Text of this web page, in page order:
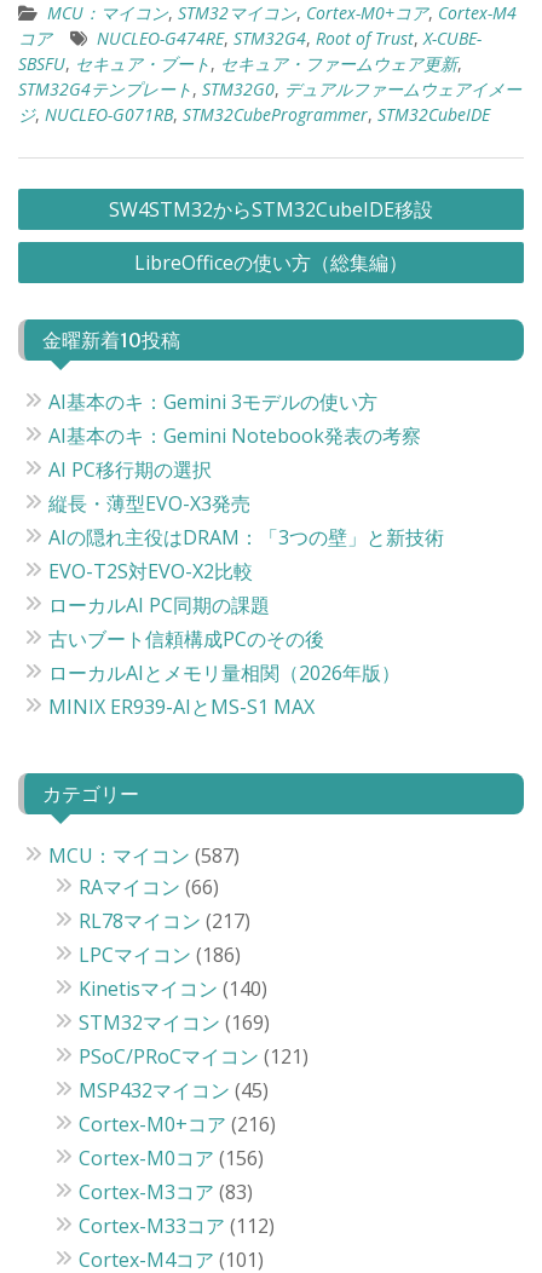
MCU：マイコン, STM32マイコン, Cortex-M0+コア, Cortex-M4
コア
NUCLEO-G474RE, STM32G4, Root of Trust,X-CUBE-
SBSFU, セキュア・ブート, セキュア・ファームウェア更新,
STM32G4テンプレート, STM32G0, デュアルファームウェアイメー
ジ, NUCLEO-G071RB, STM32CubeProgrammer, STM32CubeIDE
稿
ナ
ビ
ゲ
ー
シ
ョ
ン
SW4STM32からSTM32CubeIDE移設
LibreOfficeの使い方（総集編）
金曜新着10投稿
AI基本のキ：Gemini 3モデルの使い方
AI基本のキ：Gemini Notebook発表の考察
AI PC移行期の選択
縦長・薄型EVO-X3発売
AIの隠れ主役はDRAM：「3つの壁」と新技術
EVO-T2S対EVO-X2比較
ローカルAI PC同期の課題
古いブート信頼構成PCのその後
ローカルAIとメモリ量相関（2026年版）
MINIX ER939-AIとMS-S1 MAX
カテゴリー
MCU：マイコン (587)
RAマイコン (66)
RL78マイコン (217)
LPCマイコン (186)
Kinetisマイコン (140)
STM32マイコン (169)
PSoC/PRoCマイコン (121)
MSP432マイコン (45)
Cortex-M0+コア (216)
Cortex-M0コア (156)
Cortex-M3コア (83)
Cortex-M33コア (112)
Cortex-M4コア (101)